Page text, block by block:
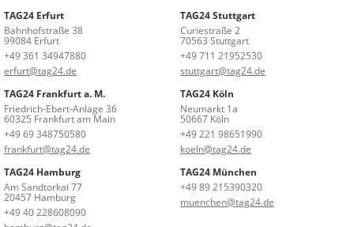
TAG24 Erfurt
Bahnhofstraße 38
99084 Erfurt
+49 361 34947880
erfurt@tag24.de
TAG24 Stuttgart
Curiestraße 2
70563 Stuttgart
+49 711 21952530
stuttgart@tag24.de
TAG24 Frankfurt a. M.
Friedrich-Ebert-Anlage 36
60325 Frankfurt am Main
+49 69 348750580
frankfurt@tag24.de
TAG24 Köln
Neumarkt 1a
50667 Köln
+49 221 98651990
koeln@tag24.de
TAG24 Hamburg
Am Sandtorkai 77
20457 Hamburg
+49 40 228608090
TAG24 München
+49 89 215390320
muenchen@tag24.de